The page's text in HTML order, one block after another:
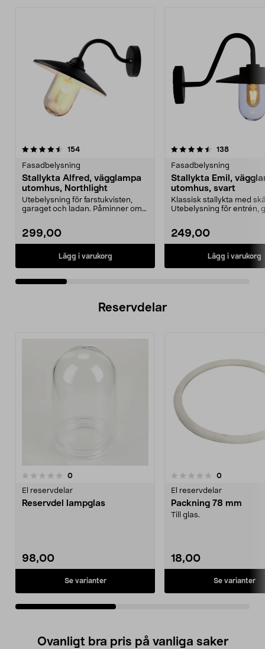
154recensioner
Fasadbelysning
Stallykta Alfred, vägglampa
utomhus, Northlight
Utebelysning för farstukvisten,
garaget och ladan. Påminner om
299,00
Lägg i varukorg
4.5 av 5 stjärnor 138
Fasadbelysning
Stallykta Emil,
utomhus, svart
Klassisk stallykta med
Utebelysning för entrén,
249,00
Lägg i varukorg
4.5 av 5 stjärnor
Reservdelar
0recensioner
El reservdelar
Reservdel lampglas
98,00
Se varianter
0.0 av 5 stjärnor 0recensioner
El reservdelar
Packning 78 mm
Till glas.
18,00
Se varianter
4.0av 5 stjärnor
Ovanligt bra pris på vanliga saker